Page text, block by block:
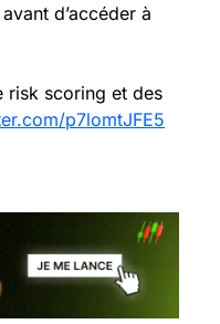
d’accéder à
risk scoring et des
p7lomtJFE5